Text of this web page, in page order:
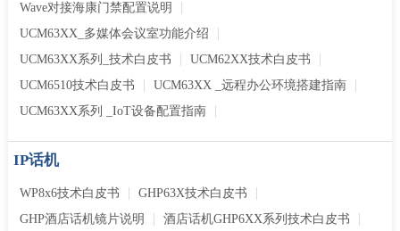
Wave对接海康门禁配置说明
UCM63XX_多媒体会议室功能介绍
UCM63XX系列_技术白皮书
UCM62XX技术白皮书
UCM6510技术白皮书
UCM63XX _远程办公环境搭建指南
UCM63XX系列 _IoT设备配置指南
IP话机
WP8x6技术白皮书
GHP63X技术白皮书
GHP酒店话机镜片说明
酒店话机GHP6XX系列技术白皮书